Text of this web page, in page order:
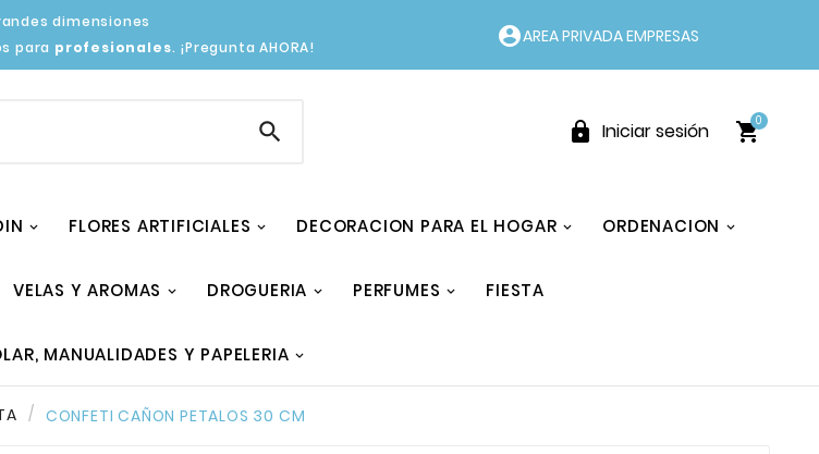
dimensiones
para profesionales. ¡Pregunta AHORA! account_circleAREA PRIVADA EMPRESAS
  Iniciar sesión 
0
FLORES ARTIFICIALES DECORACION PARA EL HOGAR ORDENACION
VELAS Y AROMAS DROGUERIA PERFUMES FIESTA
MANUALIDADES Y PAPELERIA
CONFETI CAÑON PETALOS 30 CM